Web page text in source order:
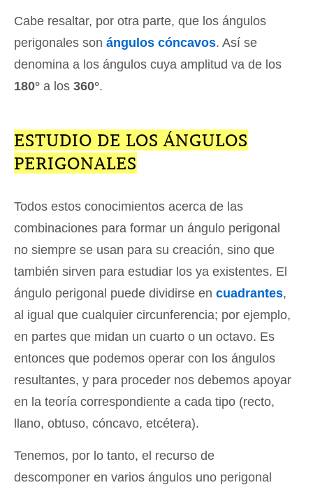
Cabe resaltar, por otra parte, que los ángulos
perigonales son ángulos cóncavos. Así se
denomina a los ángulos cuya amplitud va de los
180° a los 360°.
ESTUDIO DE LOS ÁNGULOS
PERIGONALES
Todos estos conocimientos acerca de las
combinaciones para formar un ángulo perigonal
no siempre se usan para su creación, sino que
también sirven para estudiar los ya existentes. El
ángulo perigonal puede dividirse en cuadrantes,
al igual que cualquier circunferencia; por ejemplo,
en partes que midan un cuarto o un octavo. Es
entonces que podemos operar con los ángulos
resultantes, y para proceder nos debemos apoyar
en la teoría correspondiente a cada tipo (recto,
llano, obtuso, cóncavo, etcétera).
Tenemos, por lo tanto, el recurso de
descomponer en varios ángulos uno perigonal